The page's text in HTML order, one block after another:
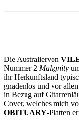
Die Australiervon
Nummer 2 Malignity
ihr Herkunftsland
gnadenlos und vor
in Bezug auf
Cover, welches mich
OBITUARY-Platten